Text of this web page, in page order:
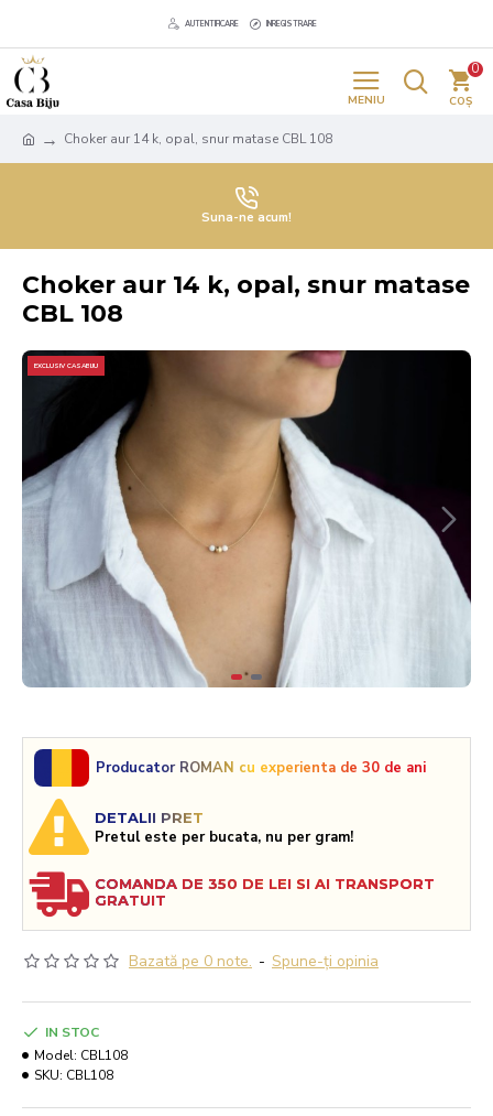
AUTENTIFICARE INREGISTRARE
0
Choker aur 14 k, opal, snur matase CBL 108
Suna-ne acum!
Choker aur 14 k, opal, snur matase
CBL 108
EXCLUSIV CASABIJU
Producator ROMAN cu experienta de 30 de ani
DETALII PRET
Pretul este per bucata, nu per gram!
COMANDA DE 350 DE LEI SI AI TRANSPORT
GRATUIT
Bazată pe 0 note. - Spune-ţi opinia
IN STOC
Model: CBL108
SKU: CBL108